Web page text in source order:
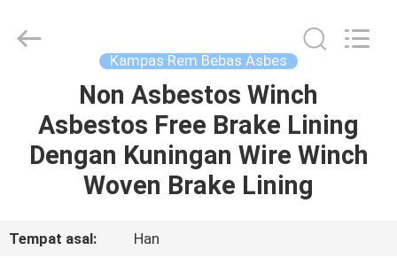
RUMAH
PRODUK
KAMI
Kampas Rem Bebas Asbes
Non Asbestos Winch
Asbestos Free Brake Lining
Dengan Kuningan Wire Winch
Woven Brake Lining
Tempat asal:
Han